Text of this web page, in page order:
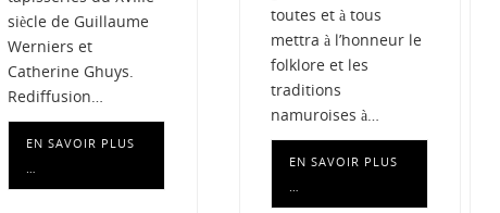
siècle de Guillaume
Werniers et
Catherine Ghuys.
Rediffusion…
EN SAVOIR PLUS
…
toutes et à tous
mettra à l’honneur le
folklore et les
traditions
namuroises à…
EN SAVOIR PLUS